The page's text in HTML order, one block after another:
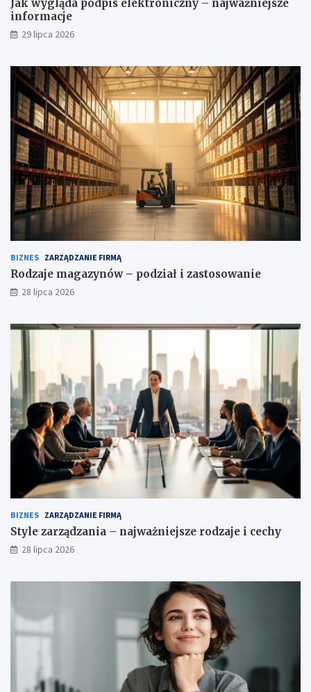
Jak wygląda podpis elektroniczny – najważniejsze
informacje
29 lipca 2026
BIZNES ZARZĄDZANIE FIRMĄ
Rodzaje magazynów – podział i zastosowanie
28 lipca 2026
BIZNES ZARZĄDZANIE FIRMĄ
Style zarządzania – najważniejsze rodzaje i cechy
28 lipca 2026